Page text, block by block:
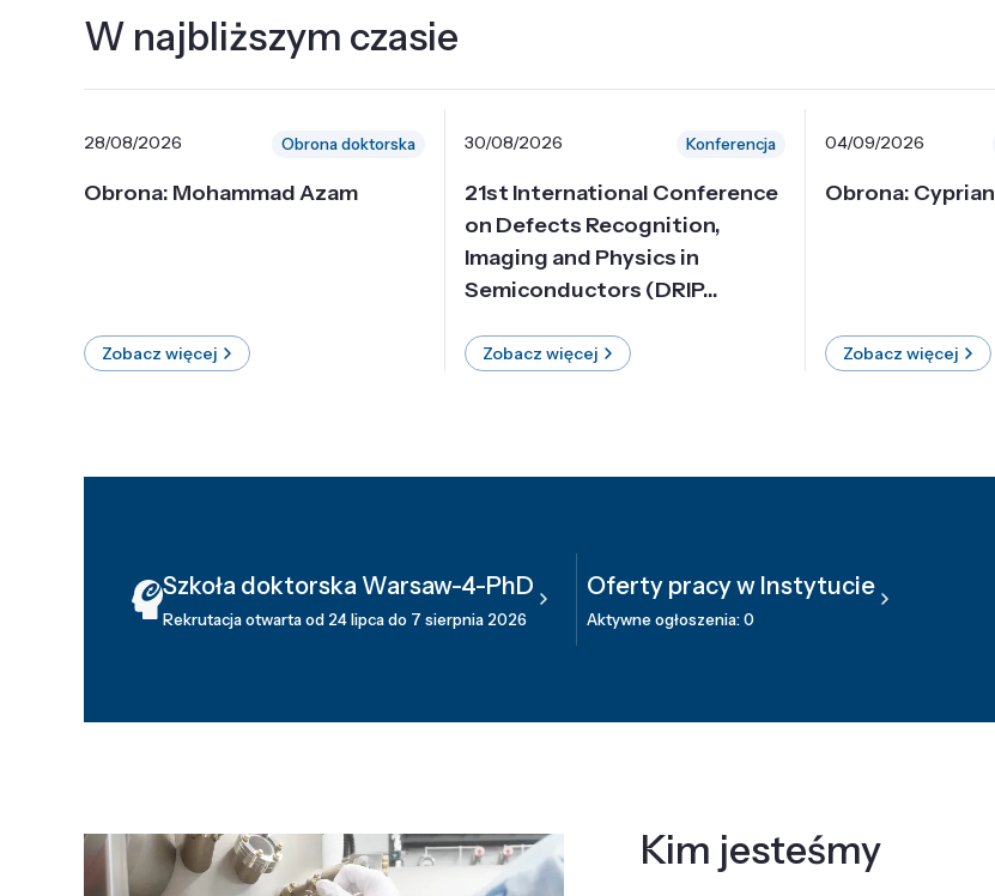
W najbliższym czasie
28/08/2026 Obrona doktorska
Obrona: Mohammad Azam
Zobacz więcej
30/08/2026 Konferencja
21st International Conference
on Defects Recognition,
Imaging and Physics in
Semiconductors (DRIP...
Zobacz więcej
04/09/2026
Obrona:
Zobacz więcej
Szkoła doktorska Warsaw-4-PhD
Rekrutacja otwarta od 24 lipca do 7 sierpnia 2026
Oferty pracy w Instytucie
Aktywne ogłoszenia: 0
Kim jesteśmy